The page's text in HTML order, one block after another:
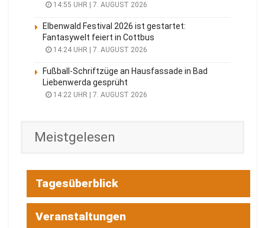
14:55 UHR | 7. AUGUST 2026
Elbenwald Festival 2026 ist gestartet:
Fantasywelt feiert in Cottbus
14:24 UHR | 7. AUGUST 2026
Fußball-Schriftzüge an Hausfassade in Bad
Liebenwerda gesprüht
14:22 UHR | 7. AUGUST 2026
Meistgelesen
Tagesüberblick
Veranstaltungen